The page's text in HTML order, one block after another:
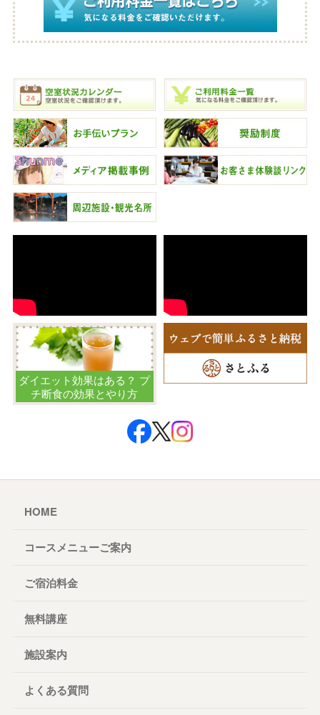
ダイエット効果はある？ プ
チ断食の効果とやり方
HOME
コースメニューご案内
ご宿泊料金
無料講座
施設案内
よくある質問